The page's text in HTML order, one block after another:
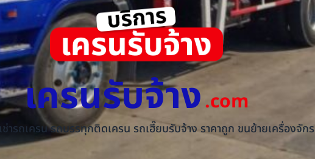
เครนรับจ้าง.com
ช่ารถเครน รถบรรทุกติดเครน รถเฮี๊ยบรับจ้าง ราคาถูก ขนย้ายเครื่องจั